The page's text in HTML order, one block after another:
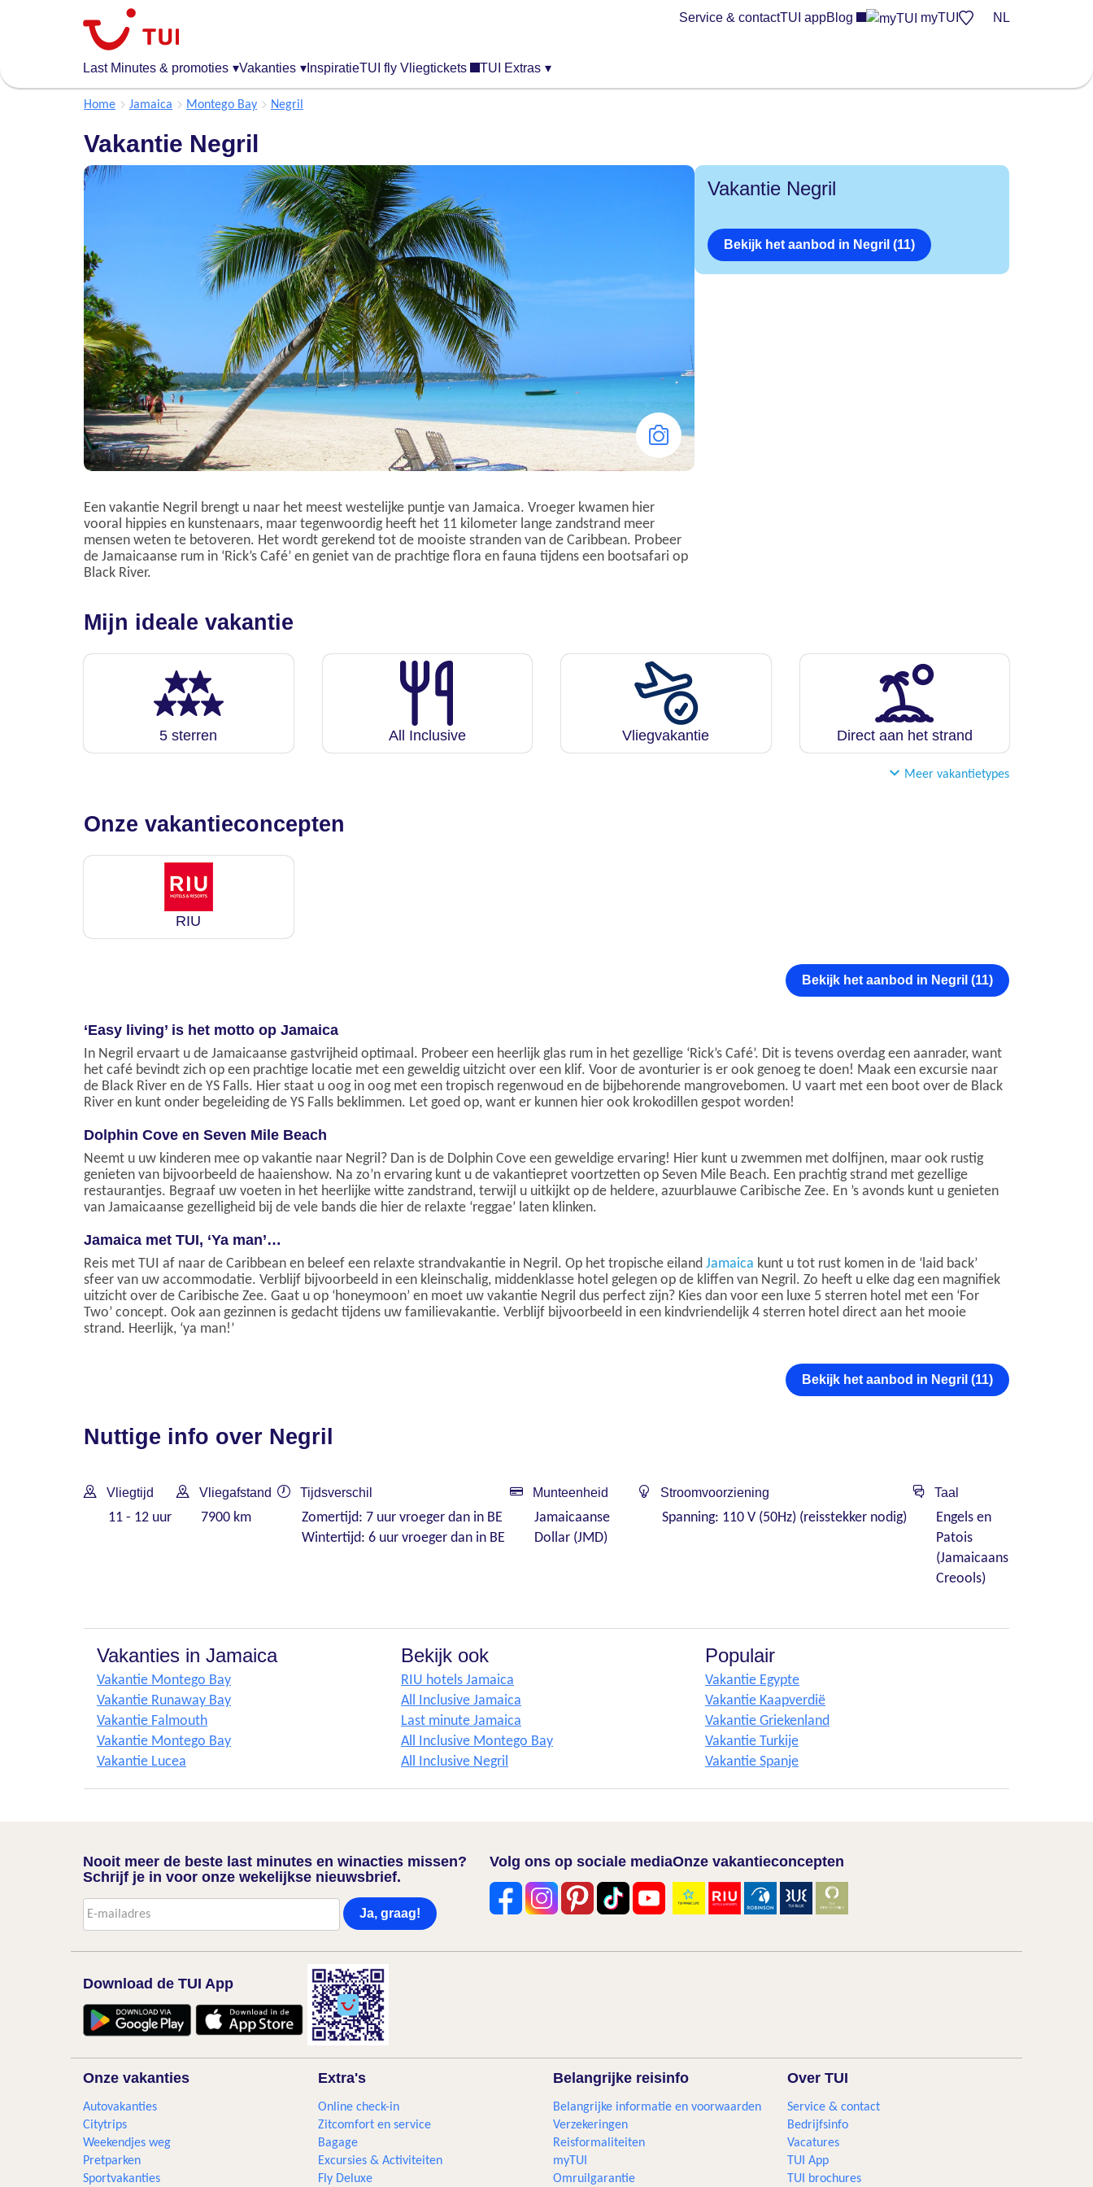
algemene
Last Minutes & promoties ▾Vakanties ▾ InspiratieTUI fly Vliegtickets TUI Extras ▾
Service & contactTUI appBlog myTUI NL
Home Jamaica Montego Bay Negril
Vakantie Negril
Een vakantie Negril brengt u naar het meest westelijke puntje van Jamaica. Vroeger kwamen hier
vooral hippies en kunstenaars, maar tegenwoordig heeft het 11 kilometer lange zandstrand meer
mensen weten te betoveren. Het wordt gerekend tot de mooiste stranden van de Caribbean. Probeer
de Jamaicaanse rum in ‘Rick’s Café’ en geniet van de prachtige flora en fauna tijdens een bootsafari op
Black River.
Vakantie Negril
Bekijk het aanbod in Negril (11)
Mijn ideale vakantie
5 sterren All Inclusive Vliegvakantie Direct aan het strand
Meer vakantietypes
Onze vakantieconcepten
RIU
Bekijk het aanbod in Negril (11)
‘Easy living’ is het motto op Jamaica
In Negril ervaart u de Jamaicaanse gastvrijheid optimaal. Probeer een heerlijk glas rum in het gezellige ‘Rick’s Café’. Dit is tevens overdag een aanrader, want
het café bevindt zich op een prachtige locatie met een geweldig uitzicht over een klif. Voor de avonturier is er ook genoeg te doen! Maak een excursie naar
de Black River en de YS Falls. Hier staat u oog in oog met een tropisch regenwoud en de bijbehorende mangrovebomen. U vaart met een boot over de Black
River en kunt onder begeleiding de YS Falls beklimmen. Let goed op, want er kunnen hier ook krokodillen gespot worden!
Dolphin Cove en Seven Mile Beach
Neemt u uw kinderen mee op vakantie naar Negril? Dan is de Dolphin Cove een geweldige ervaring! Hier kunt u zwemmen met dolfijnen, maar ook rustig
genieten van bijvoorbeeld de haaienshow. Na zo’n ervaring kunt u de vakantiepret voortzetten op Seven Mile Beach. Een prachtig strand met gezellige
restaurantjes. Begraaf uw voeten in het heerlijke witte zandstrand, terwijl u uitkijkt op de heldere, azuurblauwe Caribische Zee. En ’s avonds kunt u genieten
van Jamaicaanse gezelligheid bij de vele bands die hier de relaxte ‘reggae’ laten klinken.
Jamaica met TUI, ‘Ya man’…
Reis met TUI af naar de Caribbean en beleef een relaxte strandvakantie in Negril. Op het tropische eiland Jamaica kunt u tot rust komen in de ‘laid back’
sfeer van uw accommodatie. Verblijf bijvoorbeeld in een kleinschalig, middenklasse hotel gelegen op de kliffen van Negril. Zo heeft u elke dag een magnifiek
uitzicht over de Caribische Zee. Gaat u op ‘honeymoon’ en moet uw vakantie Negril dus perfect zijn? Kies dan voor een luxe 5 sterren hotel met een ‘For
Two’ concept. Ook aan gezinnen is gedacht tijdens uw familievakantie. Verblijf bijvoorbeeld in een kindvriendelijk 4 sterren hotel direct aan het mooie
strand. Heerlijk, ‘ya man!’
Bekijk het aanbod in Negril (11)
Nuttige info over Negril
Vliegtijd
11 - 12 uur
Vliegafstand
7900 km
Tijdsverschil
Zomertijd: 7 uur vroeger dan in BE
Wintertijd: 6 uur vroeger dan in BE
Munteenheid
Jamaicaanse
Dollar (JMD)
Stroomvoorziening
Spanning: 110 V (50Hz) (reisstekker nodig)
Taal
Engels en
Patois
(Jamaicaans
Creools)
Vakanties in Jamaica
Vakantie Montego Bay
Vakantie Runaway Bay
Vakantie Falmouth
Vakantie Montego Bay
Vakantie Lucea
Bekijk ook
RIU hotels Jamaica
All Inclusive Jamaica
Last minute Jamaica
All Inclusive Montego Bay
All Inclusive Negril
Populair
Vakantie Egypte
Vakantie Kaapverdië
Vakantie Griekenland
Vakantie Turkije
Vakantie Spanje
Nooit meer de beste last minutes en winacties missen?
Schrijf je in voor onze wekelijkse nieuwsbrief.
Ja, graag!
Volg ons op sociale mediaOnze vakantieconcepten
Download de TUI App
Onze vakanties
Autovakanties
Citytrips
Weekendjes weg
Pretparken
Sportvakanties
Extra's
Online check-in
Zitcomfort en service
Bagage
Excursies & Activiteiten
Fly Deluxe
Belangrijke reisinfo
Belangrijke informatie en voorwaarden
Verzekeringen
Reisformaliteiten
myTUI
Omruilgarantie
Over TUI
Service & contact
Bedrijfsinfo
Vacatures
TUI App
TUI brochures